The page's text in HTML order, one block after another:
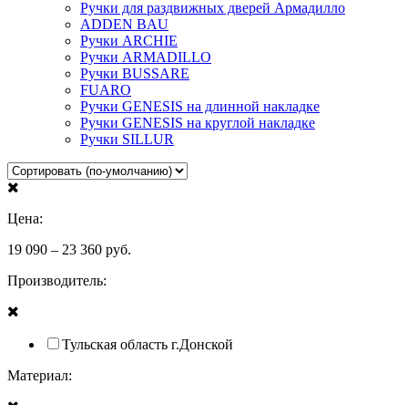
Ручки для раздвижных дверей Армадилло
ADDEN BAU
Ручки ARCHIE
Ручки ARMADILLO
Ручки BUSSARE
FUARO
Ручки GENESIS на длинной накладке
Ручки GENESIS на круглой накладке
Ручки SILLUR
Цена:
19 090 – 23 360 руб.
Производитель:
Тульская область г.Донской
Материал: